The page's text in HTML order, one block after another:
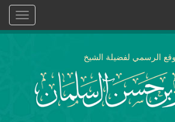
Toggle
الرسمي لفضيلة الشيخ